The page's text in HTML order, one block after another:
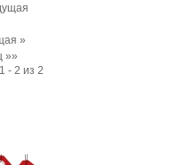
»
»»
- 2 из 2